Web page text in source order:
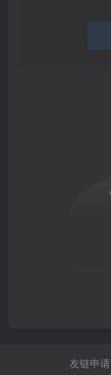
友链申请